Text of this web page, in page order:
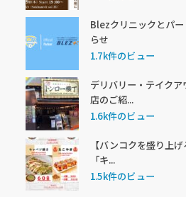
Blezクリニックとパ
らせ
1.7k件のビュー
デリバリー・テイク
店のご紹...
1.6k件のビュー
【バンコクを盛り上
「キ...
1.5k件のビュー